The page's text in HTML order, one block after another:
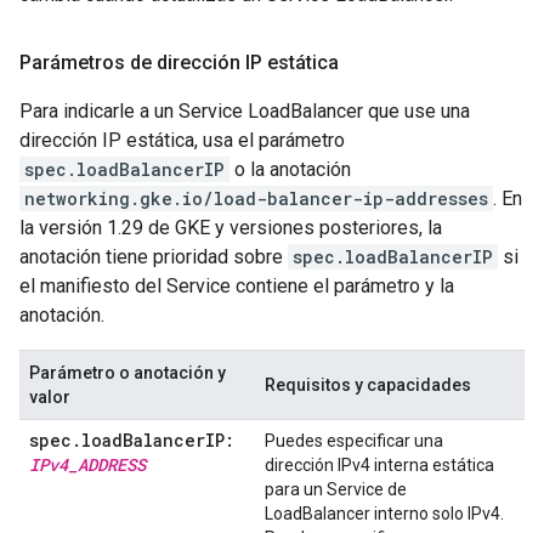
Parámetros de dirección IP estática
Para indicarle a un Service LoadBalancer que use una
dirección IP estática, usa el parámetro
spec.loadBalancerIP o la anotación
networking.gke.io/load-balancer-ip-addresses . En
la versión 1.29 de GKE y versiones posteriores, la
anotación tiene prioridad sobre spec.loadBalancerIP si
el manifiesto del Service contiene el parámetro y la
anotación.
Parámetro o anotación y
valor
Requisitos y capacidades
spec . loadBalancerIP:
IPv4_ ADDRESS
Puedes especificar una
dirección IPv4 interna estática
para un Service de
LoadBalancer interno solo IPv4.